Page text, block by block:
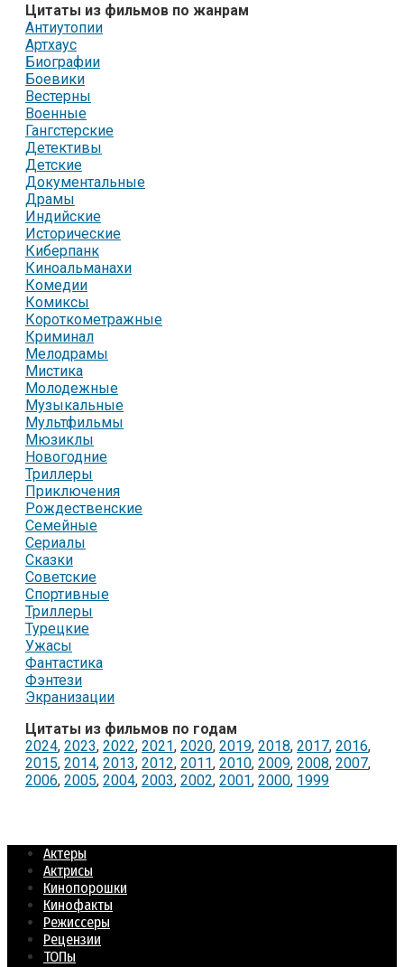
Цитаты из фильмов по жанрам
Антиутопии
Артхаус
Биографии
Боевики
Вестерны
Военные
Гангстерские
Детективы
Детские
Документальные
Драмы
Индийские
Исторические
Киберпанк
Киноальманахи
Комедии
Комиксы
Короткометражные
Криминал
Мелодрамы
Мистика
Молодежные
Музыкальные
Мультфильмы
Мюзиклы
Новогодние
Триллеры
Приключения
Рождественские
Семейные
Сериалы
Сказки
Советские
Спортивные
Триллеры
Турецкие
Ужасы
Фантастика
Фэнтези
Экранизации
Цитаты из фильмов по годам
2024, 2023, 2022, 2021, 2020, 2019, 2018, 2017, 2016,
2015, 2014, 2013, 2012, 2011, 2010, 2009, 2008, 2007,
2006, 2005, 2004, 2003, 2002, 2001, 2000, 1999
Актеры
Актрисы
Кинопорошки
Кинофакты
Режиссеры
Рецензии
ТОПы